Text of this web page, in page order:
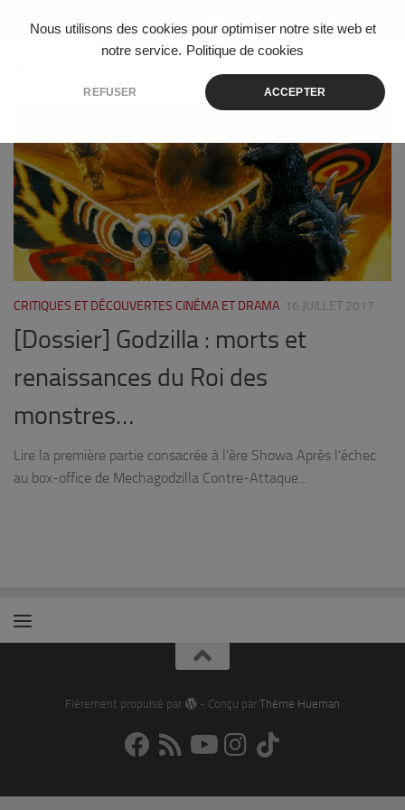
Nous utilisons des cookies pour optimiser notre site web et
notre service. Politique de cookies
REFUSER ACCEPTER
Skip to content
CRITIQUES ET DÉCOUVERTES CINÉMA ET DRAMA 16 JUILLET 2017
[Dossier] Godzilla : morts et
renaissances du Roi des
monstres…
Lire la première partie consacrée à l’ère Showa Après l’échec
au box-office de Mechagodzilla Contre-Attaque...
Fièrement propulsé par - Conçu par Thème Hueman